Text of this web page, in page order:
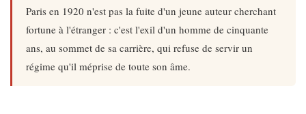
Paris en 1920 n'est pas la fuite d'un jeune auteur cherchant
fortune à l'étranger : c'est l'exil d'un homme de cinquante
ans, au sommet de sa carrière, qui refuse de servir un
régime qu'il méprise de toute son âme.